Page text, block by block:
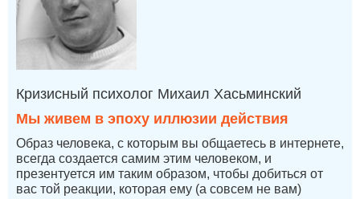
Кризисный психолог Михаил Хасьминский
Мы живем в эпоху иллюзии действия
Образ человека, с которым вы общаетесь в интернете,
всегда создается самим этим человеком, и
презентуется им таким образом, чтобы добиться от
вас той реакции, которая ему (а совсем не вам)